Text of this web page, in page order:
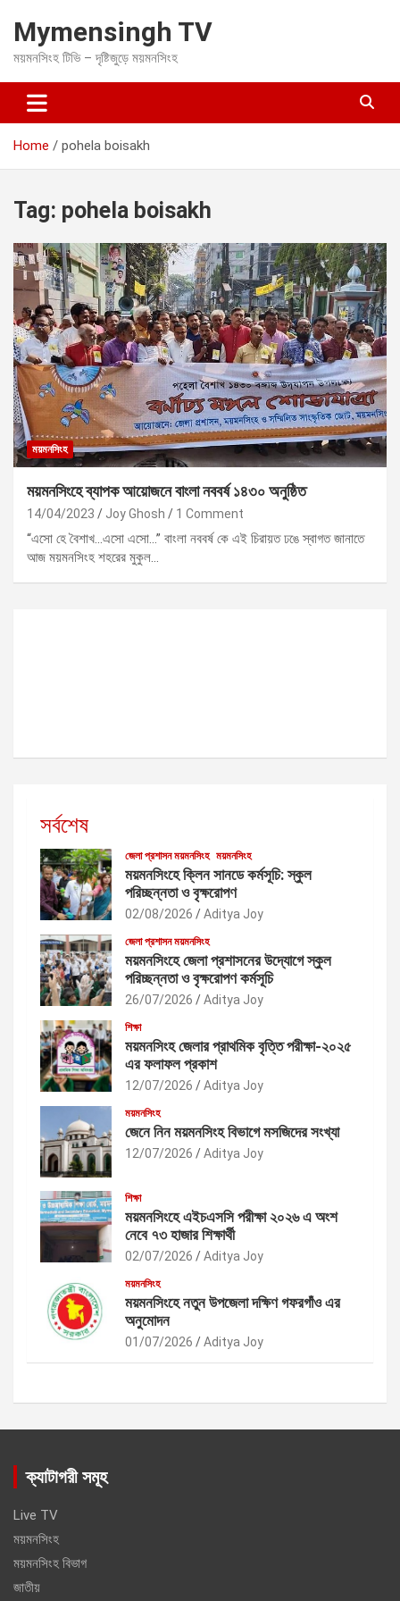
t
c
Mymensingh TV
ময়মনসিংহ টিভি – দৃষ্টিজুড়ে ময়মনসিংহ
Home pohela boisakh
Tag: pohela boisakh
ময়মনসিংহ
ময়মনসিংহে ব্যাপক আয়োজনে বাংলা নববর্ষ ১৪৩০ অনুষ্ঠিত
14/04/2023 Joy Ghosh 1 Comment
“এসো হে বৈশাখ…এসো এসো…” বাংলা নববর্ষ কে এই চিরায়ত ঢঙে স্বাগত জানাতে
আজ ময়মনসিংহ শহরের মুকুল…
সর্বশেষ
জেলা প্রশাসন ময়মনসিংহ ময়মনসিংহ
ময়মনসিংহে ক্লিন সানডে কর্মসূচি: স্কুল
পরিচ্ছন্নতা ও বৃক্ষরোপণ
02/08/2026 Aditya Joy
জেলা প্রশাসন ময়মনসিংহ
ময়মনসিংহে জেলা প্রশাসনের উদ্যোগে স্কুল
পরিচ্ছন্নতা ও বৃক্ষরোপণ কর্মসূচি
26/07/2026 Aditya Joy
শিক্ষা
ময়মনসিংহ জেলার প্রাথমিক বৃত্তি পরীক্ষা-২০২৫
এর ফলাফল প্রকাশ
12/07/2026 Aditya Joy
ময়মনসিংহ
জেনে নিন ময়মনসিংহ বিভাগে মসজিদের সংখ্যা
12/07/2026 Aditya Joy
শিক্ষা
ময়মনসিংহে এইচএসসি পরীক্ষা ২০২৬ এ অংশ
নেবে ৭৩ হাজার শিক্ষার্থী
02/07/2026 Aditya Joy
ময়মনসিংহ
ময়মনসিংহে নতুন উপজেলা দক্ষিণ গফরগাঁও এর
অনুমোদন
01/07/2026 Aditya Joy
ক্যাটাগরী সমূহ
Live TV
ময়মনসিংহ
ময়মনসিংহ বিভাগ
জাতীয়